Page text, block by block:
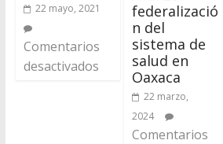
22 mayo, 2021
Comentarios
desactivados
federalizació
n del
sistema de
salud en
Oaxaca
22 marzo,
2024
Comentarios